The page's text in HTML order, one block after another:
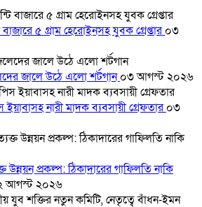
৫ গ্রাম হেরোইনসহ যুবক গ্রেপ্তার০৩
জালে উঠে এলো শর্টগান০৩ আগস্ট ২০২৬
নারী মাদক ব্যবসায়ী গ্রেফতার০৩
উন্নয়ন প্রকল্প: ঠিকাদারের গাফিলতি নাকি
আগস্ট ২০২৬